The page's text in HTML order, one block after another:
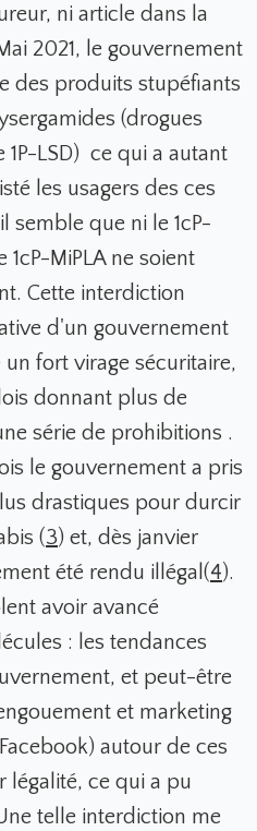
ni article dans la
2021, le gouvernement
des produits stupéfiants
(drogues
1P-LSD) ce qui a autant
les usagers des ces
semble que ni le 1cP-
1cP-MiPLA ne soient
Cette interdiction
d'un gouvernement
fort virage sécuritaire,
donnant plus de
série de prohibitions .
le gouvernement a pris
drastiques pour durcir
(3) et, dès janvier
été rendu illégal(4).
avoir avancé
: les tendances
et peut-être
et marketing
autour de ces
légalité, ce qui a pu
telle interdiction me